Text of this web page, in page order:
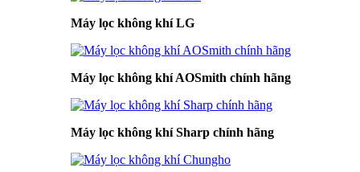
Máy lọc không khí LG
Máy lọc không khí AOSmith chính hãng
Máy lọc không khí Sharp chính hãng